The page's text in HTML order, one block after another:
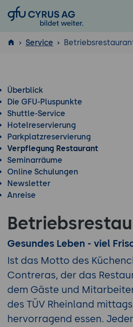
GFU Cyrus AG
ISTQB
Service
Überblick
Die GFU-Pluspunkte
Shuttle-Service
Hotelreservierung
Parkplatzreservierung
Verpflegung Restaurant
Seminarräume
Online Schulungen
Newsletter
Anreise
Gesundes Leben - viel
Ist das Motto des
Contreras, der das
dem Gäste und
des TÜV Rheinland
hervorragend essen.